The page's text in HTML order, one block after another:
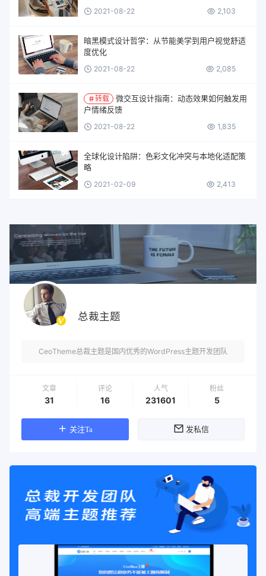
2021-08-22 2,103
暗黑模式设计哲学：从节能美学到用户视觉舒适
度优化
2021-08-22 2,085
转载
户情绪反馈
2021-08-22 1,835
全球化设计陷阱：色彩文化冲突与本地化适配策
略
2021-02-09 2,413
总裁主题
CeoTheme总裁主题是国内优秀的WordPress主题开发团队
文章
31
评论
16
人气
231601
粉丝
5
关注Ta 发私信